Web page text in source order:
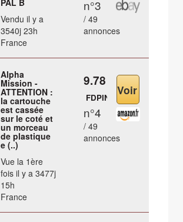
PAL B
Vendu il y a
3540j 23h
France
n°3
/ 49
annonces
Alpha
Mission -
ATTENTION :
la cartouche
est cassée
sur le coté et
un morceau
de plastique
e (..)
Vue la 1ère
fois il y a 3477j
15h
France
9.78 €
FDPIN
n°4
/ 49
annonces